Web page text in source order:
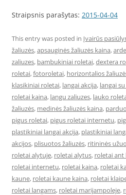
Straipsnis parašytas: 2015-04-04
This entry was posted in Įvairūs
žaliuzės,apsauginės žaliuzės kaina,
zaliuzes, bambukiniai roletai,dextera
roletai,fotoroletai, horizontalios
klasikiniai roletai, langai akcija, langai
roletai kaina, langu zaliuzes, lauko
žaliuzės, medinės žaliuzės kaina,
pigus roletai, pigus roletai internetu,
plastikiniai langai akcija, plastikiniai
akcijos, plisuotos žaliuzės, ritininės
roletai alytuje, roletai alytus, roletai ant
roletai internetu, roletai kaina, roletai
kaune, roletai kaune kaina, roletai
roletai langams, roletai marijampoleje,